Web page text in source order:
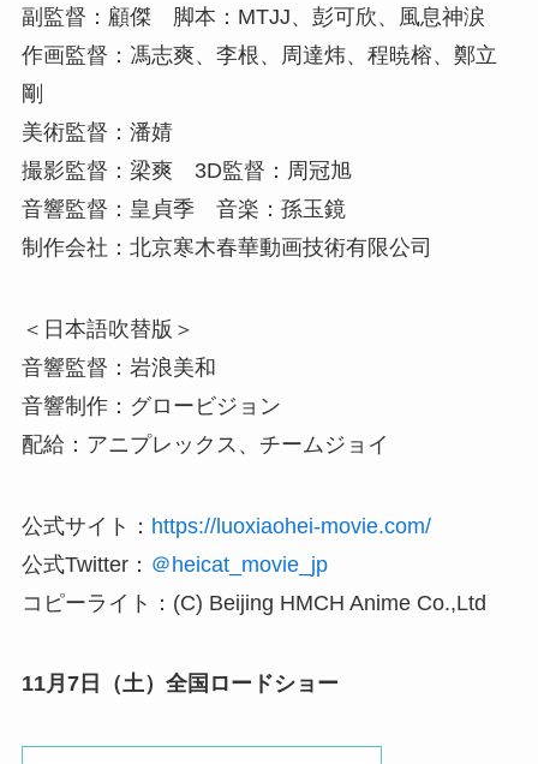
副監督：顧傑 脚本：MTJJ、彭可欣、風息神涙
作画監督：馮志爽、李根、周達炜、程暁榕、鄭立
剛
美術監督：潘婧
撮影監督：梁爽 3D監督：周冠旭
音響監督：皇貞季 音楽：孫玉鏡
制作会社：北京寒木春華動画技術有限公司
＜日本語吹替版＞
音響監督：岩浪美和
音響制作：グロービジョン
配給：アニプレックス、チームジョイ
公式サイト： https://luoxiaohei-movie.com/
公式Twitter： ＠heicat_movie_jp
コピーライト：(C) Beijing HMCH Anime Co.,Ltd
11月7日（土）全国ロードショー